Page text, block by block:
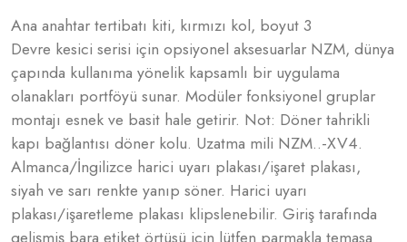
Ana anahtar tertibatı kiti, kırmızı kol, boyut 3
Devre kesici serisi için opsiyonel aksesuarlar NZM, dünya
çapında kullanıma yönelik kapsamlı bir uygulama
olanakları portföyü sunar. Modüler fonksiyonel gruplar
montajı esnek ve basit hale getirir. Not: Döner tahrikli
kapı bağlantısı döner kolu. Uzatma mili NZM..-XV4.
Almanca/İngilizce harici uyarı plakası/işaret plakası,
siyah ve sarı renkte yanıp söner. Harici uyarı
plakası/işaretleme plakası klipslenebilir. Giriş tarafında